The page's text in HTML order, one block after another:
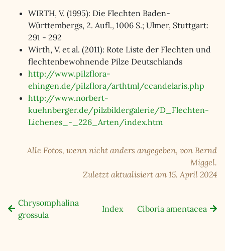
WIRTH, V. (1995): Die Flechten Baden-
Württembergs, 2. Aufl., 1006 S.; Ulmer, Stuttgart:
291 - 292
Wirth, V. et al. (2011): Rote Liste der Flechten und
flechtenbewohnende Pilze Deutschlands
http://www.pilzflora-
ehingen.de/pilzflora/arthtml/ccandelaris.php
http://www.norbert-
kuehnberger.de/pilzbildergalerie/D_Flechten-
Lichenes_-_226_Arten/index.htm
Alle Fotos, wenn nicht anders angegeben, von Bernd
Miggel.
Zuletzt aktualisiert am 15. April 2024
Chrysomphalina
grossula
Index Ciboria amentacea